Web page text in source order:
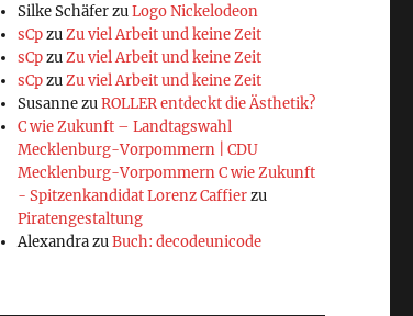
Silke SchäferzuLogo Nickelodeon
sCpzuZu viel Arbeit und keine Zeit
sCpzuZu viel Arbeit und keine Zeit
sCpzuZu viel Arbeit und keine Zeit
SusannezuROLLER entdeckt die Ästhetik?
C wie Zukunft – Landtagswahl
Mecklenburg-Vorpommern | CDU
Mecklenburg-Vorpommern C wie Zukunft
- Spitzenkandidat Lorenz Caffierzu
Piratengestaltung
AlexandrazuBuch: decodeunicode